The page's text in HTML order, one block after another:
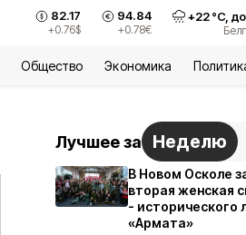
82.17
+0.76$
94.84
+0.78€
+22°С,
Общество Экономика
Лучшее за Неделю
В Новом Осколе
вторая женская
- исторического
«Армата»